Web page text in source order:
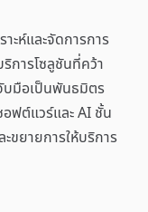
ะห์และจัดการการ
การโซลูชันที่คว้า
บมือเป็นพันธมิตร
ฟต์แวร์และ AI ชั้น
ขยายการให้บริการ